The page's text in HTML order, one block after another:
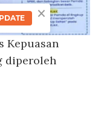
Kepuasan
diperoleh
×